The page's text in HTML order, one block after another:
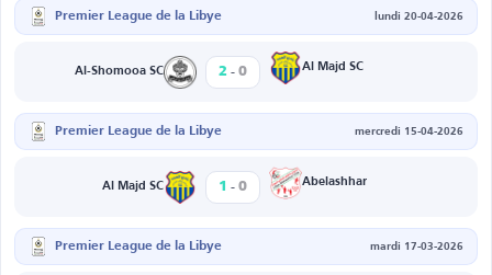
Premier League de la Libye lundi 20-04-2026
Al-Shomooa SC 2 - 0 Al Majd SC
Premier League de la Libye mercredi 15-04-2026
Al Majd SC 1 - 0 Abelashhar
Premier League de la Libye mardi 17-03-2026